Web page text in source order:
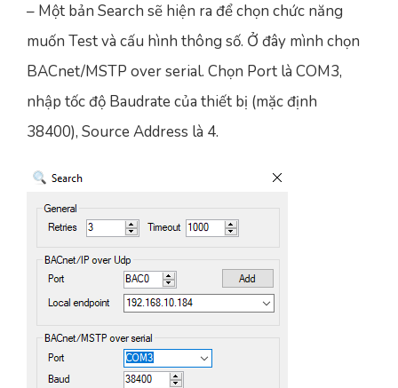
– Một bản Search sẽ hiện ra để chọn chức năng
muốn Test và cấu hình thông số. Ở đây mình chọn
BACnet/MSTP over serial. Chọn Port là COM3,
nhập tốc độ Baudrate của thiết bị (mặc định
38400), Source Address là 4.